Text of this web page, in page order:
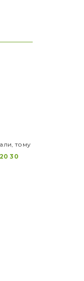
тому
30